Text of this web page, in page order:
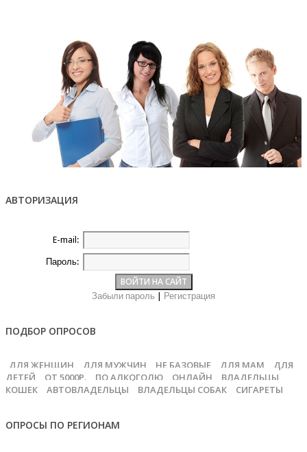
АВТОРИЗАЦИЯ
E-mail:
Пароль:
Забыли пароль Регистрация
ПОДБОР ОПРОСОВ
ДЛЯ ЖЕНЩИН ДЛЯ МУЖЧИН НЕ БАЗОВЫЕ ДЛЯ МАМ
ДЛЯ
ДЕТЕЙ
ОТ 5000Р. ПО АЛКОГОЛЮ ОНЛАЙН
ВЛАДЕЛЬЦЫ
КОШЕК
АВТОВЛАДЕЛЬЦЫ ВЛАДЕЛЬЦЫ СОБАК СИГАРЕТЫ
ОПРОСЫ ПО РЕГИОНАМ